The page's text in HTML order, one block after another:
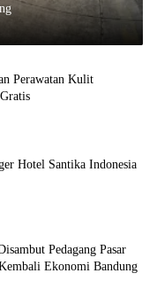
Perawatan Kulit
Hotel Santika Indonesia
Pedagang Pasar
Ekonomi Bandung